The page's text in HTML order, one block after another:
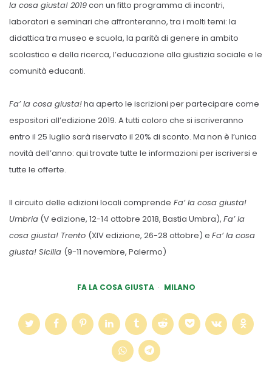
la cosa giusta! 2019con un fitto programma di incontri,
laboratori e seminari che affronteranno, tra i molti temi: la
didattica tra museo e scuola, la parità di genere in ambito
scolastico e della ricerca, l’educazione alla giustizia sociale e le
comunità educanti.
Fa’ la cosa giusta!ha aperto le iscrizioni per partecipare come
espositori all’edizione 2019. A tutti coloro che si iscriveranno
entro il 25 luglio sarà riservato il 20% di sconto. Ma non è l’unica
novità dell’anno: qui trovate tutte le informazioni per iscriversi e
tutte le offerte.
Il circuito delle edizioni locali comprende Fa’ la cosa giusta!
Umbria (V edizione, 12-14 ottobre 2018, Bastia Umbra), Fa’ la
cosa giusta! Trento (XIV edizione, 26-28 ottobre) e Fa’ la cosa
giusta! Sicilia (9-11 novembre, Palermo)
FA LA COSA GIUSTA MILANO